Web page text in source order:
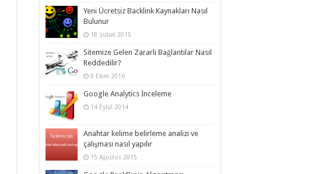
Yeni Ücretsiz Backlink Kaynakları Nasıl
Bulunur
18 Şubat 2015
Sitemize Gelen Zararlı Bağlantılar Nasıl
Reddedilir?
9 Ekim 2016
Google Analytics İnceleme
14 Eylül 2014
Anahtar kelime belirleme analizi ve
çalışması nasıl yapılır
15 Ağustos 2015